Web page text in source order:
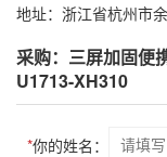
地址：浙江省杭州市
采购：三屏加固便
U1713-XH310
*你的姓名：